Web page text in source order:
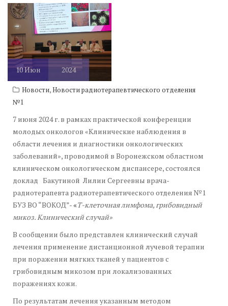
10Июн 2024
Новости,Новости радиотерапевтического отделения
№1
7 июня 2024 г. в рамках практической конференции
молодых онкологов «Клинические наблюдения в
области лечения и диагностики онкологических
заболеваний», проводимой в Воронежском областном
клиническом онкологическом диспансере, состоялся
доклад Бакутиной Лилии Сергеевны врача-
радиотерапевта радиотерапевтического отделения №1
БУЗ ВО “ВОКОД”-«Т-клеточная лимфома, грибовидный
микоз. Клинический случай»
В сообщении было представлен клинический случай
лечения применение дистанционной лучевой терапии
при поражении мягких тканей у пациентов с
грибовидным микозом при локализованных
поражениях кожи.
По результатам лечения указанным методом